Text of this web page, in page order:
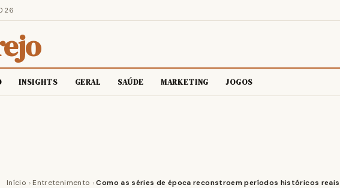
INSIGHTS GERAL SAÚDE MARKETING JOGOS
Início › Entretenimento › Como as séries de época reconstroem períodos históricos reais